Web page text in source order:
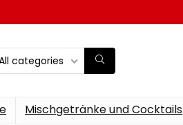
categories
Mischgetränke und Cocktails